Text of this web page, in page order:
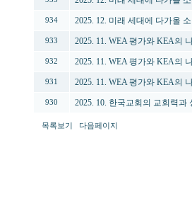
934 2025. 12. 미래 세대에 다가올
933 2025. 11. WEA 평가와 KEA의
932 2025. 11. WEA 평가와 KEA의
931 2025. 11. WEA 평가와 KEA의
930 2025. 10. 한국교회의 교회력과
목록보기 다음페이지